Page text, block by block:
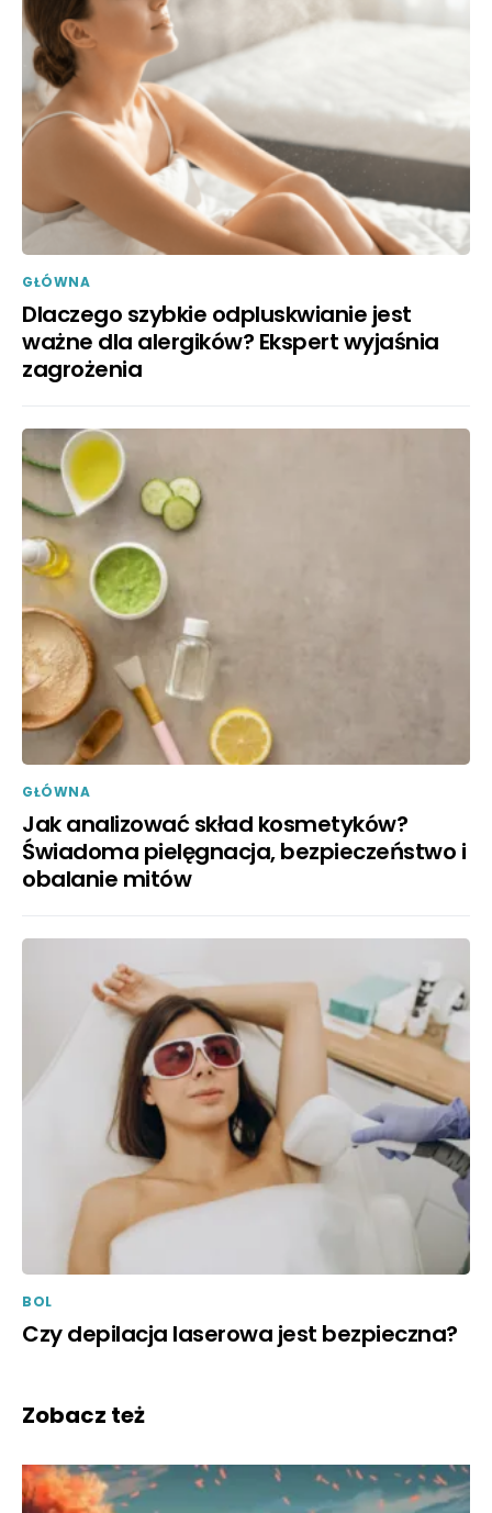
GŁÓWNA
Dlaczego szybkie odpluskwianie jest
ważne dla alergików? Ekspert wyjaśnia
zagrożenia
GŁÓWNA
Jak analizować skład kosmetyków?
Świadoma pielęgnacja, bezpieczeństwo i
obalanie mitów
BOL
Czy depilacja laserowa jest bezpieczna?
Zobacz też